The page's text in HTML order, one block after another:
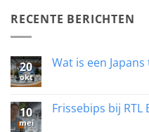
RECENTE BERICHTEN
20
okt
Wat is een
Wat
is
10
mei
Frissebips bij RTL